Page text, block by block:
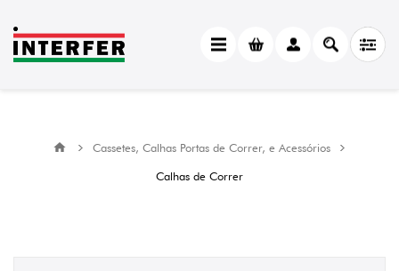
Cassetes, Calhas Portas de Correr, e Acessórios
Calhas de Correr